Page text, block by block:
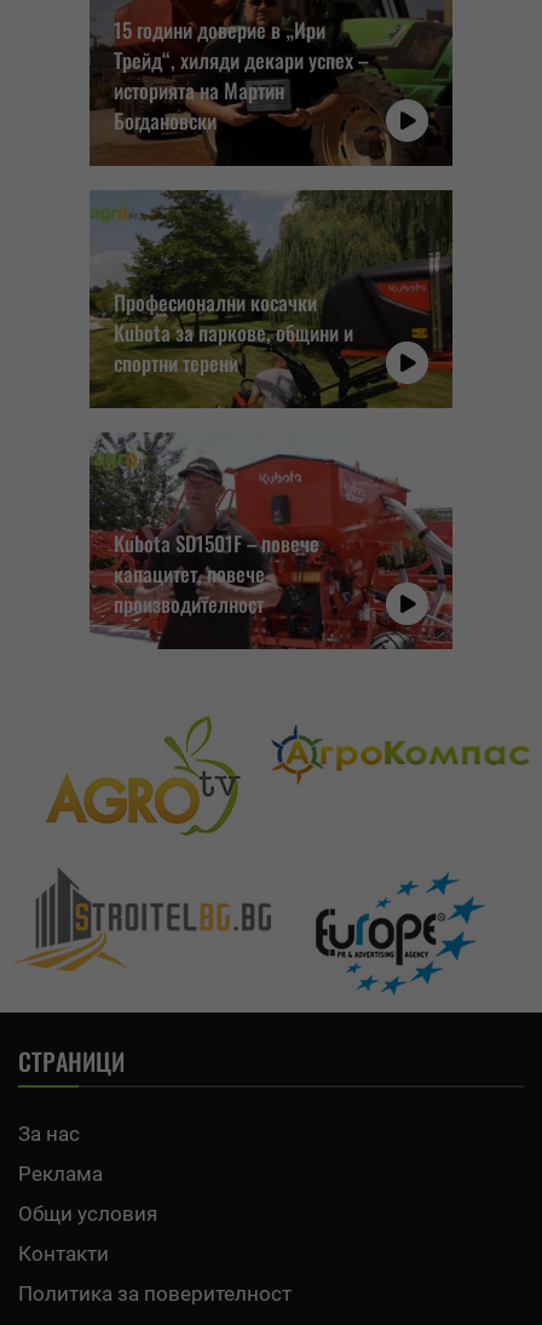
15 години доверие в „Ири
Трейд“, хиляди декари успех –
историята на Мартин
Богдановски
Професионални косачки
Kubota за паркове, общини и
спортни терени
Kubota SD1501F – повече
капацитет, повече
производителност
СТРАНИЦИ
За нас
Реклама
Общи условия
Контакти
Политика за поверителност